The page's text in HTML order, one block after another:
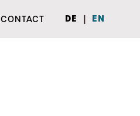
CONTACT DE | EN